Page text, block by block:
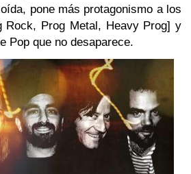
pone más protagonismo a los
Rock, Prog Metal, Heavy Prog] y
Pop que no desaparece.